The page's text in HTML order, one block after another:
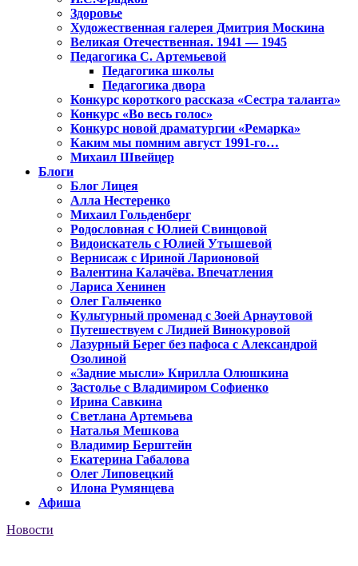
Здоровье
Художественная галерея Дмитрия Москина
Великая Отечественная. 1941 — 1945
Педагогика С. Артемьевой
Педагогика школы
Педагогика двора
Конкурс короткого рассказа «Сестра таланта»
Конкурс «Во весь голос»
Конкурс новой драматургии «Ремарка»
Каким мы помним август 1991-го…
Михаил Швейцер
Блоги
Блог Лицея
Алла Нестеренко
Михаил Гольденберг
Родословная с Юлией Свинцовой
Видоискатель с Юлией Утышевой
Вернисаж с Ириной Ларионовой
Валентина Калачёва. Впечатления
Лариса Хенинен
Олег Гальченко
Культурный променад с Зоей Арнаутовой
Путешествуем с Лидией Винокуровой
Лазурный Берег без пафоса с Александрой
Озолиной
«Задние мысли» Кирилла Олюшкина
Застолье с Владимиром Софиенко
Ирина Савкина
Светлана Артемьева
Наталья Мешкова
Владимир Берштейн
Екатерина Габалова
Олег Липовецкий
Илона Румянцева
Афиша
Новости